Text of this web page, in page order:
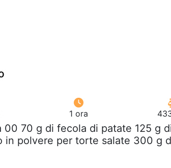
1 ora
00 70 g di fecola di patate 125 g
in polvere per torte salate 300 g